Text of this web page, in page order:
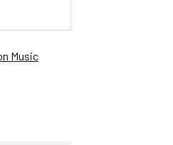
Music